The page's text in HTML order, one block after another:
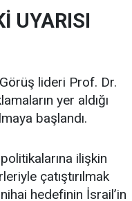
UYARISI
lideri Prof. Dr.
yer aldığı
başlandı.
ilişkin
çatıştırılmak
hedefinin İsrail’in